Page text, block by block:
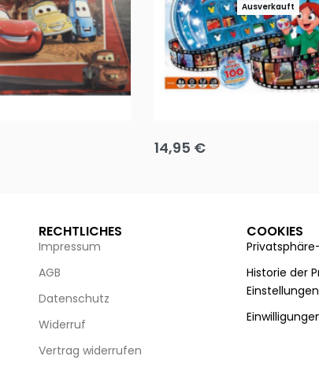
Ausverkauft
14,95 €
RECHTLICHES
Impressum
AGB
Datenschutz
Widerruf
Vertrag widerrufen
COOKIES
Historie der
Einstellungen